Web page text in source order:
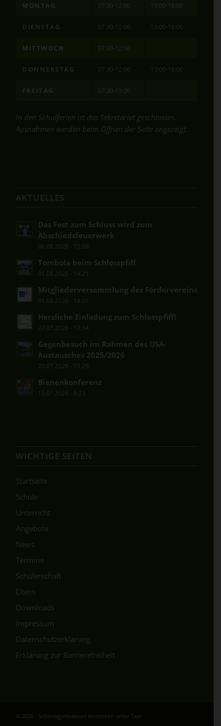
MONTAG 07:30-12:00 13:00-16:00
DIENSTAG 07:30-12:00 13:00-16:00
MITTWOCH 07:30-12:00
DONNERSTAG 07:30-12:00 13:00-16:00
FREITAG 07:30-13:00
In den Schulferien ist das Sekretariat geschlossen.
Ausnahmen werden beim Öffnen der Seite angezeigt.
AKTUELLES
Das Fest zum Schluss wird zum
Abschiedsfeuerwerk
06.08.2026 - 15:09
Tombola beim Schlosspfiff
01.08.2026 - 14:21
Mitgliederversammlung des Fördervereins
01.08.2026 - 14:01
Herzliche Einladung zum Schlosspfiff!
27.07.2026 - 17:34
Gegenbesuch im Rahmen des USA-
Austausches 2025/2026
20.07.2026 - 13:29
Bienenkonferenz
15.07.2026 - 8:33
WICHTIGE SEITEN
Startseite
Schule
Unterricht
Angebote
News
Termine
Schülerschaft
Eltern
Downloads
Impressum
Datenschutzerklärung
Erklärung zur Barrierefreiheit
© 2026 - Schlossgymnasium Kirchheim unter Teck